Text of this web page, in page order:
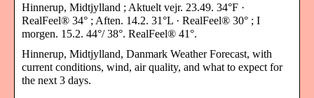
Hinnerup, Midtjylland ; Aktuelt vejr. 23.49. 34°F ·
RealFeel® 34° ; Aften. 14.2. 31°L · RealFeel® 30° ; I
morgen. 15.2. 44°/ 38°. RealFeel® 41°.
Hinnerup, Midtjylland, Danmark Weather Forecast, with
current conditions, wind, air quality, and what to expect for
the next 3 days.